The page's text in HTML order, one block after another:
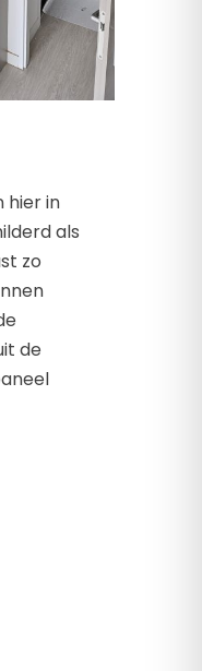
hier in
als
zo
de